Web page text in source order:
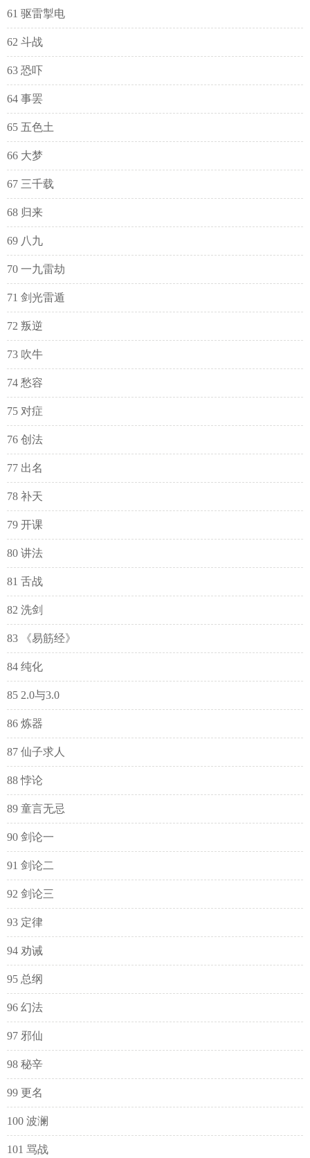
61 驱雷掣电
62 斗战
63 恐吓
64 事罢
65 五色土
66 大梦
67 三千载
68 归来
69 八九
70 一九雷劫
71 剑光雷遁
72 叛逆
73 吹牛
74 愁容
75 对症
76 创法
77 出名
78 补天
79 开课
80 讲法
81 舌战
82 洗剑
83 《易筋经》
84 纯化
85 2.0与3.0
86 炼器
87 仙子求人
88 悖论
89 童言无忌
90 剑论一
91 剑论二
92 剑论三
93 定律
94 劝诫
95 总纲
96 幻法
97 邪仙
98 秘辛
99 更名
100 波澜
101 骂战